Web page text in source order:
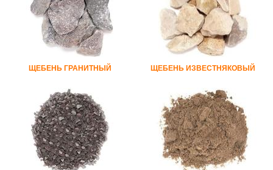
ЩЕБЕНЬ ГРАНИТНЫЙ ЩЕБЕНЬ ИЗВЕСТНЯКОВЫЙ